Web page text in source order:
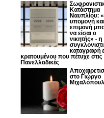
Κατάστημα
Ναυπλίου:
υπομονή και
επιμονή
να είσαι ο
νικητής» - η
καταγραφή
κρατουμένου που πέτυχε στις
Πανελλαδικές
στο Γιώργο